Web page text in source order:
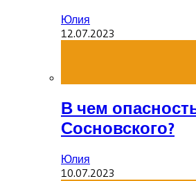
Юлия
12.07.2023
В чем
Сосновского?
Юлия
10.07.2023